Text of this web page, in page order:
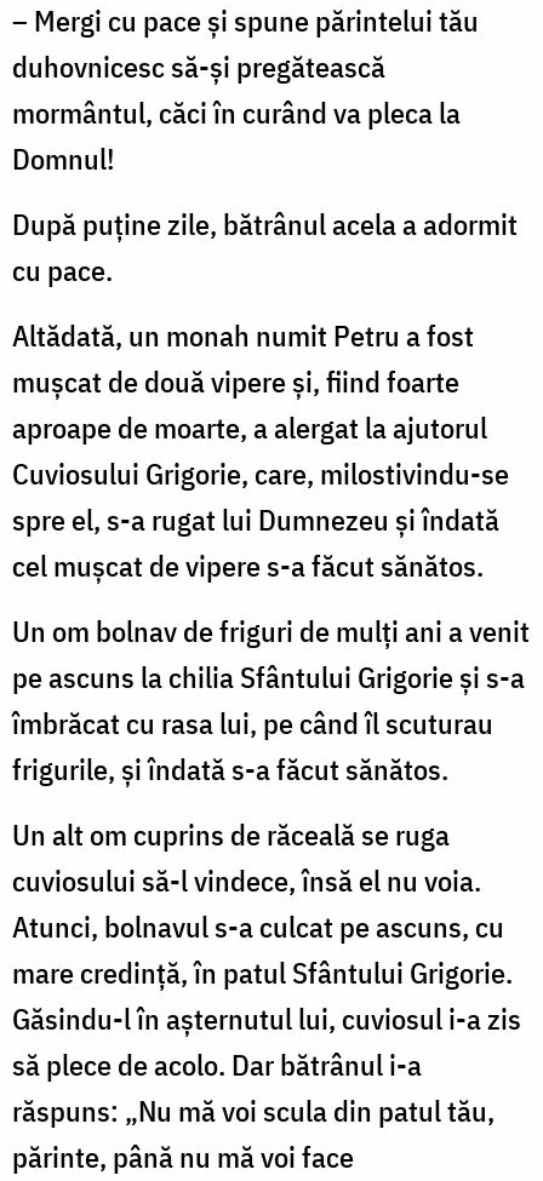
– Mergi cu pace şi spune părintelui tău
duhovnicesc să-şi pregătească
mormântul, căci în curând va pleca la
Domnul!
După puţine zile, bătrânul acela a adormit
cu pace.
Altădată, un monah numit Petru a fost
muşcat de două vipere şi, fiind foarte
aproape de moarte, a alergat la ajutorul
Cuviosului Grigorie, care, milostivindu-se
spre el, s-a rugat lui Dumnezeu şi îndată
cel muşcat de vipere s-a făcut sănătos.
Un om bolnav de friguri de mulţi ani a venit
pe ascuns la chilia Sfântului Grigorie şi s-a
îmbrăcat cu rasa lui, pe când îl scuturau
frigurile, şi îndată s-a făcut sănătos.
Un alt om cuprins de răceală se ruga
cuviosului să-l vindece, însă el nu voia.
Atunci, bolnavul s-a culcat pe ascuns, cu
mare credinţă, în patul Sfântului Grigorie.
Găsindu-l în aşternutul lui, cuviosul i-a zis
să plece de acolo. Dar bătrânul i-a
răspuns: „Nu mă voi scula din patul tău,
părinte, până nu mă voi face